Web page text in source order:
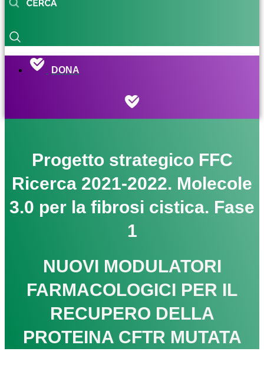
DONA
Progetto strategico FFC
Ricerca 2021-2022. Molecole
3.0 per la fibrosi cistica. Fase
1
NUOVI MODULATORI
FARMACOLOGICI PER IL
RECUPERO DELLA
PROTEINA CFTR MUTATA